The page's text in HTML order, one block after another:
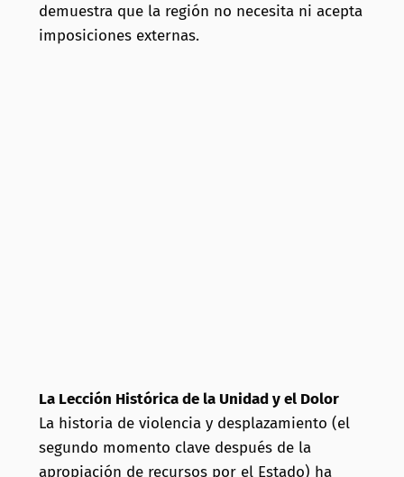
demuestra que la región no necesita ni acepta
imposiciones externas.
La Lección Histórica de la Unidad y el Dolor
La historia de violencia y desplazamiento (el
segundo momento clave después de la
apropiación de recursos por el Estado) ha